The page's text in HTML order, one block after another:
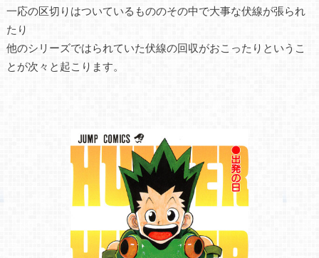
一応の区切りはついているもののその中で大事な伏線が張られ
たり
他のシリーズではられていた伏線の回収がおこったりというこ
とが次々と起こります。